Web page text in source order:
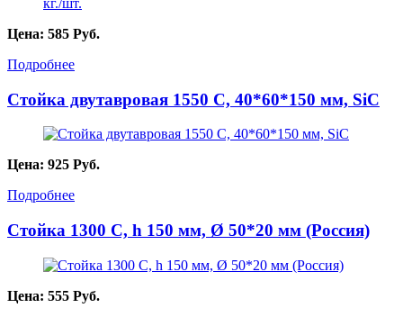
Цена: 585 Руб.
Подробнее
Стойка двутавровая 1550 C, 40*60*150 мм, SiC
Цена: 925 Руб.
Подробнее
Стойка 1300 С, h 150 мм, Ø 50*20 мм (Россия)
Цена: 555 Руб.